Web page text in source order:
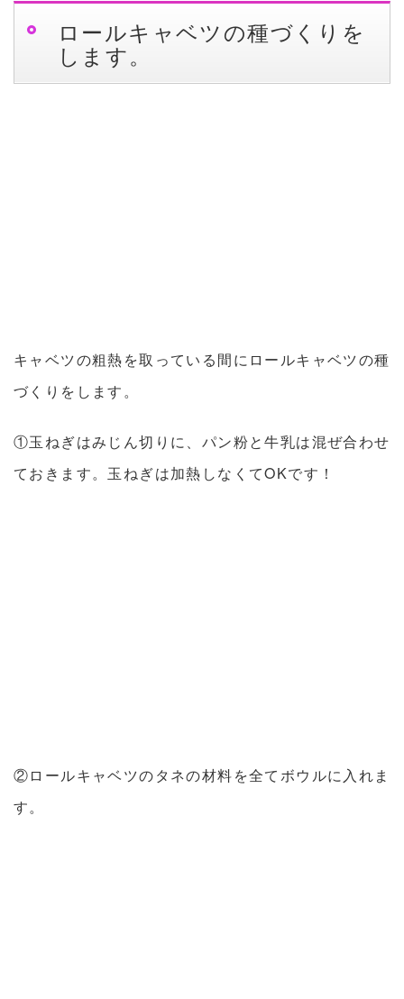
ロールキャベツの種づくりを
します。
キャベツの粗熱を取っている間にロールキャベツの種
づくりをします。
①玉ねぎはみじん切りに、パン粉と牛乳は混ぜ合わせ
ておきます。玉ねぎは加熱しなくてOKです！
②ロールキャベツのタネの材料を全てボウルに入れま
す。